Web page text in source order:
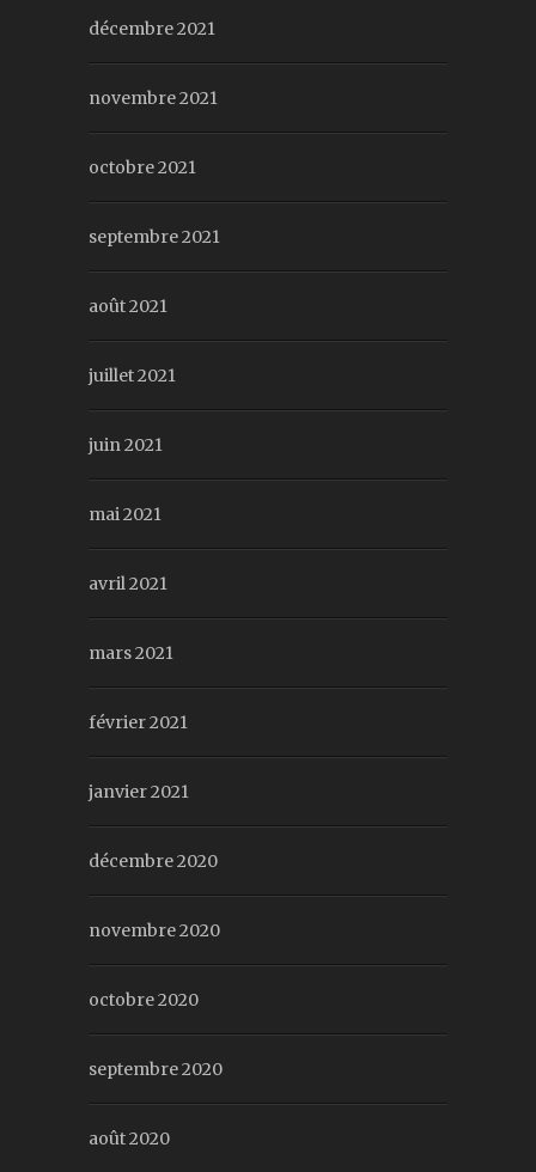
décembre 2021
novembre 2021
octobre 2021
septembre 2021
août 2021
juillet 2021
juin 2021
mai 2021
avril 2021
mars 2021
février 2021
janvier 2021
décembre 2020
novembre 2020
octobre 2020
septembre 2020
août 2020